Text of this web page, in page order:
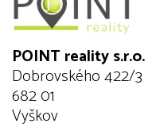
POINT reality s.r.o.
Dobrovského 422/3
682 01
Vyškov